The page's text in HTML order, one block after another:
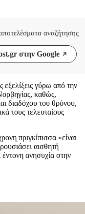
αναζήτησης
στην Google
εξελίξεις γύρω από την
καθώς,
διαδόχου του θρόνου,
τους τελευταίους
πριγκίπισσα «είναι
αισθητή
ανησυχία στην